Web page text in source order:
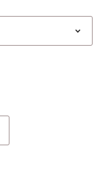
expand_more